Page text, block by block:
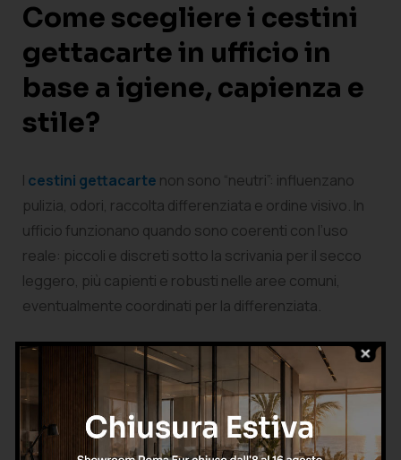
Come scegliere i cestini
gettacarte in ufficio in
base a igiene, capienza e
stile?
I cestini gettacarte non sono “neutri”: influenzano
pulizia, odori, raccolta differenziata e ordine visivo. In
ufficio funzionano quando sono coerenti con l’uso
reale: piccoli e discreti sotto la scrivania per il secco
leggero, più capienti e robusti nelle aree comuni,
eventualmente coordinati per la differenziata.
La scelta dovrebbe considerare materiale (plastica,
metallo), facilità di pulizia, stabilità e presenza di
eventuali accessori (coperchio dove serve controllo
igienico, finiture che non si graffiano facilmente).
Anche il design ha un ruolo: un cestino troppo